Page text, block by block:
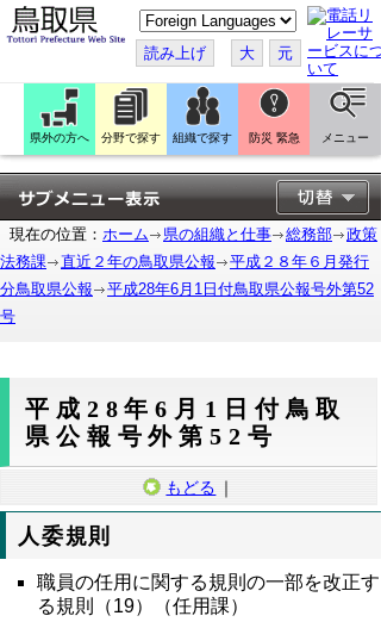
こ
の
ペ
ー
ジ
翻
訳
す
る
読み上げ 大 元
県外の方へ 分野で探す 組織で探す 防災 緊急 メニュー
現在の位置： ホーム 県の組織と仕事 総務部
政策
法務課
直近２年の鳥取県公報
平成２８年６月発行
分鳥取県公報
平成28年6月1日付鳥取県公報号外第52
号
平成28年6月1日付鳥取
県公報号外第52号
もどる ｜
人委規則
職員の任用に関する規則の一部を改正す
る規則（19）（任用課）